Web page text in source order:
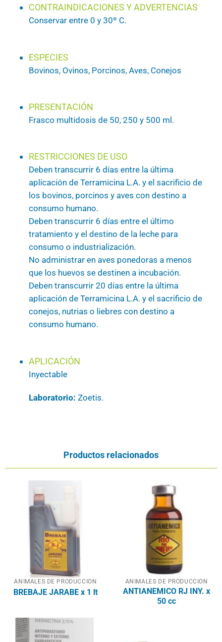
CONTRAINDICACIONES Y ADVERTENCIAS
Conservar entre 0 y 30º C.
ESPECIES
Bovinos, Ovinos, Porcinos, Aves, Conejos
PRESENTACIÓN
Frasco multidosis de 50, 250 y 500 ml.
RESTRICCIONES DE USO
Deben transcurrir 6 días entre la última
aplicación de Terramicina L.A. y el sacrificio de
los bovinos, porcinos y aves con destino a
consumo humano.
Deben transcurrir 6 días entre el último
tratamiento y el destino de la leche para
consumo o industrialización.
No administrar en aves ponedoras a menos
que los huevos se destinen a incubación.
Deben transcurrir 20 días entre la última
aplicación de Terramicina L.A. y el sacrificio de
conejos, nutrias o liebres con destino a
consumo humano.
APLICACIÓN
Inyectable
Laboratorio: Zoetis.
Productos relacionados
ANIMALES DE PRODUCCION
BREBAJE JARABE x 1 lt
ANIMALES DE PRODUCCION
ANTIANEMICO RJ INY. x
50 cc